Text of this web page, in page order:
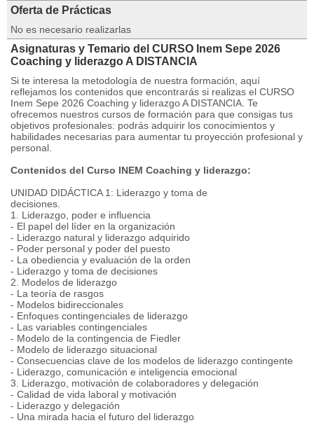
Oferta de Prácticas
No es necesario realizarlas
Asignaturas y Temario del CURSO Inem Sepe 2026
Coaching y liderazgo A DISTANCIA
Si te interesa la metodología de nuestra formación, aquí
reflejamos los contenidos que encontrarás si realizas el CURSO
Inem Sepe 2026 Coaching y liderazgo A DISTANCIA. Te
ofrecemos nuestros cursos de formación para que consigas tus
objetivos profesionales: podrás adquirir los conocimientos y
habilidades necesarias para aumentar tu proyección profesional y
personal.
Contenidos del Curso INEM Coaching y liderazgo:
UNIDAD DIDÁCTICA 1: Liderazgo y toma de
decisiones.
1. Liderazgo, poder e influencia
- El papel del líder en la organización
- Liderazgo natural y liderazgo adquirido
- Poder personal y poder del puesto
- La obediencia y evaluación de la orden
- Liderazgo y toma de decisiones
2. Modelos de liderazgo
- La teoría de rasgos
- Modelos bidireccionales
- Enfoques contingenciales de liderazgo
- Las variables contingenciales
- Modelo de la contingencia de Fiedler
- Modelo de liderazgo situacional
- Consecuencias clave de los modelos de liderazgo contingente
- Liderazgo, comunicación e inteligencia emocional
3. Liderazgo, motivación de colaboradores y delegación
- Calidad de vida laboral y motivación
- Liderazgo y delegación
- Una mirada hacia el futuro del liderazgo